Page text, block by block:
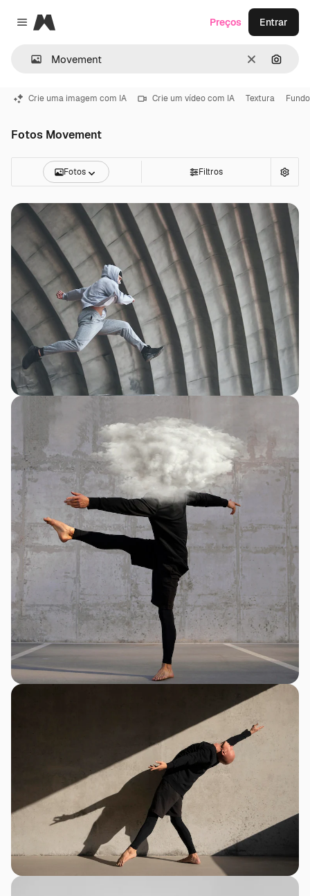
Close menu
Magnific
Limpar
Preços Entrar
Crie uma imagem com IA Crie um vídeo com IA Textura Fundo
Fotos Movement
Fotos Filtros